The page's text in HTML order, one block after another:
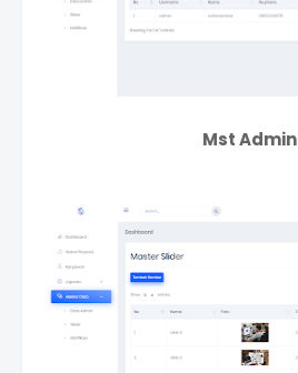
Mst Admin